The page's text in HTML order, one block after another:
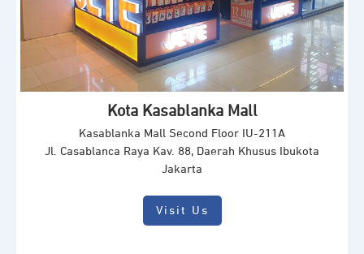
Kota Kasablanka Mall
Kasablanka Mall Second Floor IU-211A
Jl. Casablanca Raya Kav. 88, Daerah Khusus Ibukota
Jakarta
Visit Us